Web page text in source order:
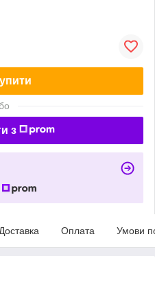
з
Доставка Оплата Умови